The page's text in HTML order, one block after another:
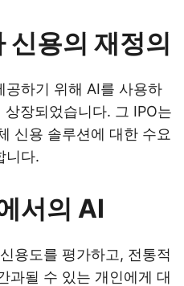
용의 재정의
공하기 위해 AI를 사용하
장되었습니다. 그 IPO는
신용 솔루션에 대한 수요
니다.
서의 AI
용도를 평가하고, 전통적
과될 수 있는 개인에게 대